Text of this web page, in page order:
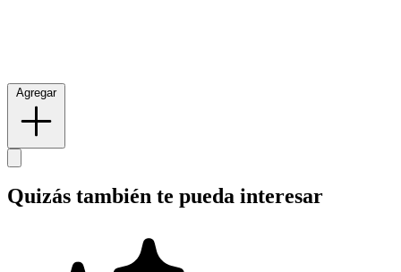
Agregar
Quizás también te pueda interesar